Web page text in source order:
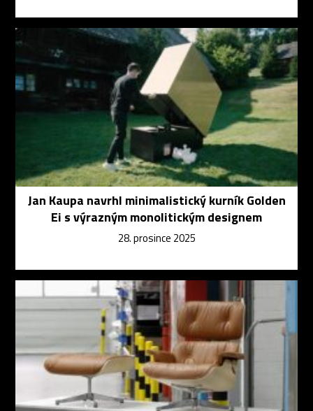
Jan Kaupa navrhl minimalistický kurník Golden
Ei s výrazným monolitickým designem
28. prosince 2025